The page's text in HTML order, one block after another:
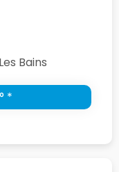
Bains
*